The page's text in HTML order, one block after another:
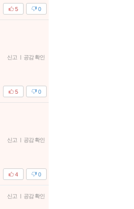
0
5
신고 | 공감 확인
0
5
신고 | 공감 확인
0
4
신고 | 공감 확인